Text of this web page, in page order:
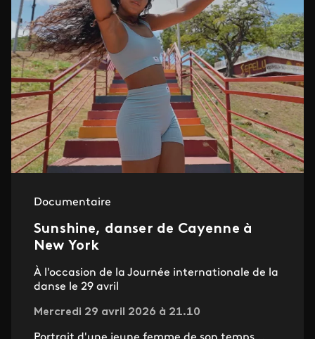
Documentaire
Sunshine, danser de Cayenne à
New York
À l'occasion de la Journée internationale de la
danse le 29 avril
Mercredi 29 avril 2026 à 21.10